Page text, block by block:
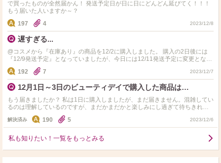
で買ったものが全然届かん！ 発送予定日が日に日にどんどん延びてく！！！
もう届いた人いますか～？
197
4 2023/12/8
遅すぎる...
@コスメから『在庫あり』の商品を12/2に購入しました。 購入の2日後には
『12/9発送予定』となっていましたが、今日には12/11発送予定に変更となっ
ていました。 在庫ありの商品なのにこの対…
192 7 2023/12/7
12月1日～3日のビューティデイで購入した商品は…
もう届きましたか？ 私は1日に購入しましたが、まだ届きません。混雑してい
るのは理解しているのですが、まだかまだかと楽しみにし過ぎて待ちきれま
せん！ 皆さんは、もう届きましたか？
解決済み 190 5 2023/12/6
私も知りたい！一覧をもっとみる